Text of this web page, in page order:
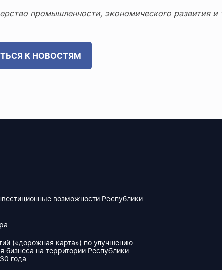
промышленности, экономического развития
К НОВОСТЯМ
возможности Республики
(«дорожная карта») по улучшению
бизнеса на территории Республики
года